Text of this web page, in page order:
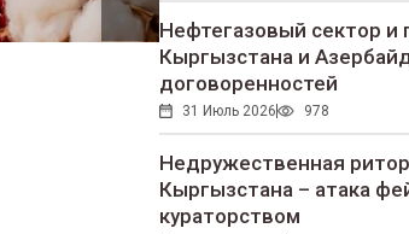
Нефтегазовый сектор и
Кыргызстана и
договоренностей
31 Июль 2026 978
Недружественная
Кыргызстана – атака
кураторством